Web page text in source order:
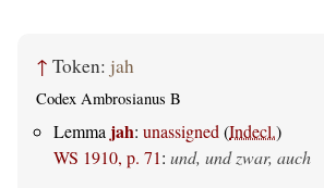
↑ Token: jah
Codex Ambrosianus B
Lemma jah: unassigned (Indecl.)
WS 1910, p. 71: und, und zwar, auch